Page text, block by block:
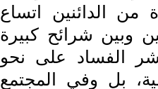
من الدائنين اتساع
وبين شرائح كبيرة
الفساد على نحو
بل وفي المجتمع